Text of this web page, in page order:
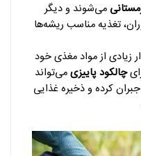
می‌شوند و دیگر
تغذیه مناسب ریشه‌ها
زیادی از مواد مغذی خود
چالکود پاییزیمی‌تواند
کرده و ذخیره غذایی